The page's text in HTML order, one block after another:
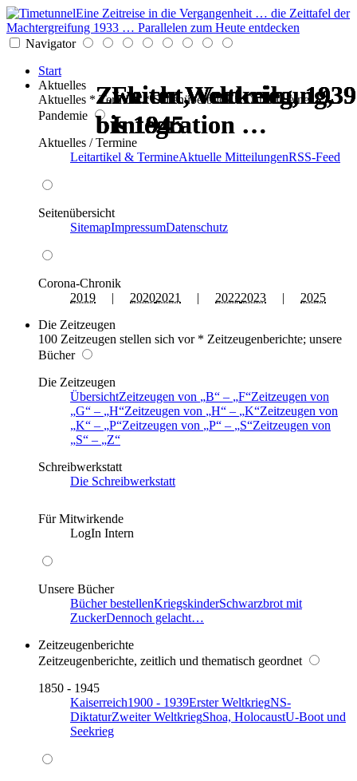
Eine Zeitreise in die Vergangenheit … die Zeittafel der
Machtergreifung 1933 … Parallelen zum Heute entdecken
Navigator
Start
Aktuelles
Aktuelles * Termine * Seitenüberblick * Chronik einer
Pandemie
Aktuelles / Termine
Leitartikel & TermineAktuelle MitteilungenRSS-Feed
Seitenübersicht
SitemapImpressumDatenschutz
Corona-Chronik
2019 | 20202021 | 20222023 | 2025
Die Zeitzeugen
100 Zeitzeugen stellen sich vor * Zeitzeugenberichte; unsere
Bücher
Die Zeitzeugen
ÜbersichtZeitzeugen von B – F Zeitzeugen von
G
– H Zeitzeugen von H – K Zeitzeugen von
K
– P Zeitzeugen von P – S Zeitzeugen von
S
–
Z
Schreibwerkstatt
Die Schreibwerkstatt
Für Mitwirkende
LogIn Intern
Unsere Bücher
Bücher bestellenKriegskinderSchwarzbrot mit
ZuckerDennoch gelacht…
Zeitzeugenberichte
Zeitzeugenberichte, zeitlich und thematisch geordnet
1850 - 1945
Kaiserreich1900 - 1939Erster WeltkriegNS-
DiktaturZweiter WeltkriegShoa, HolocaustU-Boot und
Seekrieg
Zweiter Weltkrieg, 1939
bis 1945
Flucht, Vertreibung,
Integration …
Zweiter Weltkrieg, 1939
bis 1945
Zweiter Weltkrieg, 1939
bis 1945
Flucht, Vertreibung,
Integration …
Zweiter Weltkrieg, 1939
bis 1945